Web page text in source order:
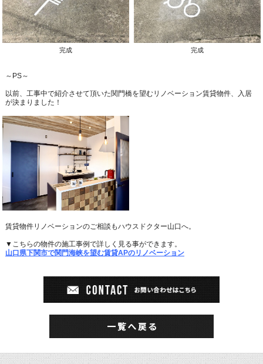
完成 完成
～PS～
以前、工事中で紹介させて頂いた関門橋を望むリノベーション賃貸物件、入居
が決まりました！
賃貸物件リノベーションのご相談もハウスドクター山口へ。
▼こちらの物件の施工事例で詳しく見る事ができます。
山口県下関市で関門海峡を望む賃貸APのリノベーション